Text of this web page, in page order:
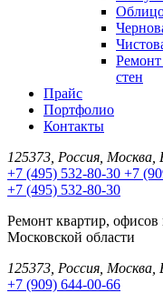
стен
Прайс
Портфолио
Контакты
125373, Россия, Москва,
+7 (495) 532-80-30 +7
+7 (495) 532-80-30
Ремонт квартир,
Московской области
125373, Россия, Москва,
+7 (909) 644-00-66